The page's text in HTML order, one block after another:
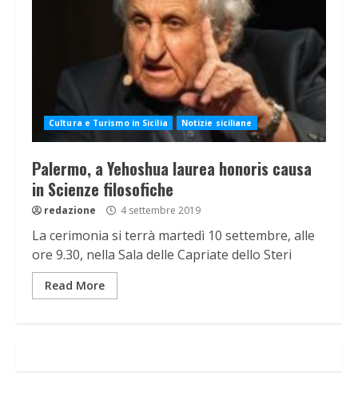
Cultura e Turismo in Sicilia Notizie siciliane
Palermo, a Yehoshua laurea honoris causa
in Scienze filosofiche
redazione 4 settembre 2019
La cerimonia si terrà martedì 10 settembre, alle
ore 9.30, nella Sala delle Capriate dello Steri
Read More